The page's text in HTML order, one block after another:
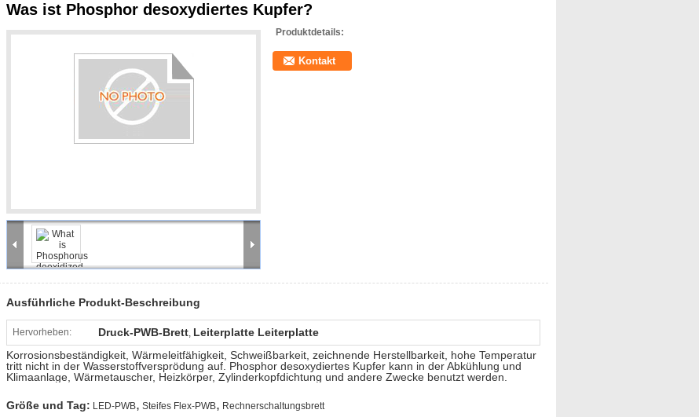
Peelable S/M, Immersion Ag/Tin, Goldfingerüberzug, ENIG+-Goldfinger
Ob, einen steifen Flexprototyp oder die Produktionsquantitäten produzierend, die PWB-Herstellung Flex des
großen Umfangs steife und PWB-Versammlung erfordern, die Technologie gut nachgewiesen und zuverlässig
ist. Der Flex-PWB-Teil ist- besonders gut, wenn man Raum- und Gewichtsfragen mit räumlichen
Freiheitsgraden überwindt.
Reifliche Überlegung von Flex-steifen Lösungen und eine richtige Einschätzung der verfügbaren Wahlen an
den Anfangsstadien in der steifen Flex-PWB-Entwurfsphase bringen bedeutenden Nutzen zurück. Es ist der
der Entwurf und die tollen Teile in der Koordination und Endproduktveränderungen zu erklären sind.
Anwendung
LED, Telekommunikation, Computeranwendung, Beleuchtung, Spielmaschine, industrielle Steuerung, Macht,
Automobil und Spitzenunterhaltungselektronik, ect.a
Was ist Phosphor desoxydiertes Kupfer?
Produktdetails:
Kontakt
Ausführliche Produkt-Beschreibung
Hervorheben: Druck-PWB-Brett, Leiterplatte Leiterplatte
Korrosionsbeständigkeit, Wärmeleitfähigkeit, Schweißbarkeit, zeichnende Herstellbarkeit, hohe Temperatur
tritt nicht in der Wasserstoffversprödung auf. Phosphor desoxydiertes Kupfer kann in der Abkühlung und
Klimaanlage, Wärmetauscher, Heizkörper, Zylinderkopfdichtung und andere Zwecke benutzt werden.
Größe und Tag: LED-PWB, Steifes Flex-PWB, Rechnerschaltungsbrett